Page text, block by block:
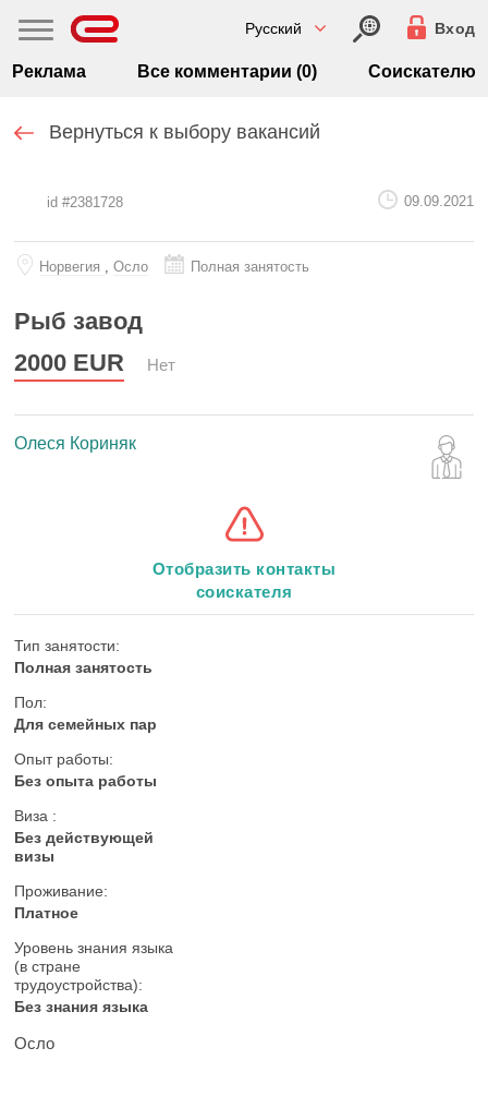
Русский Вход
Реклама Все комментарии (0) Соискателю
Вернуться к выбору вакансий
id #2381728 09.09.2021
Норвегия , Осло Полная занятость
Рыб завод
2000 EUR Нет
Олеся Кориняк
Отобразить контакты
соискателя
Тип занятости:
Полная занятость
Пол:
Для семейных пар
Опыт работы:
Без опыта работы
Виза :
Без действующей
визы
Проживание:
Платное
Уровень знания языка
(в стране
трудоустройства):
Без знания языка
Осло